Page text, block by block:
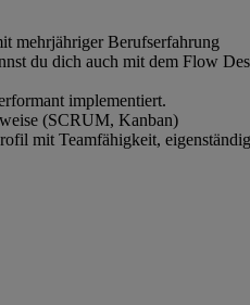
mehrjähriger Berufserfahrung
du dich auch mit dem Flow
implementiert.
(SCRUM, Kanban)
mit Teamfähigkeit,